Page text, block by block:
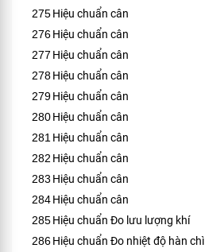
275Hiệu chuẩn cân
276Hiệu chuẩn cân
277 Hiệu chuẩn cân
278Hiệu chuẩn cân
279Hiệu chuẩn cân
280Hiệu chuẩn cân
281 Hiệu chuẩn cân
282 Hiệu chuẩn cân
283 Hiệu chuẩn cân
284Hiệu chuẩn cân
285Hiệu chuẩn Đo lưu lượng khí
286Hiệu chuẩn Đo nhiệt độ hàn chì